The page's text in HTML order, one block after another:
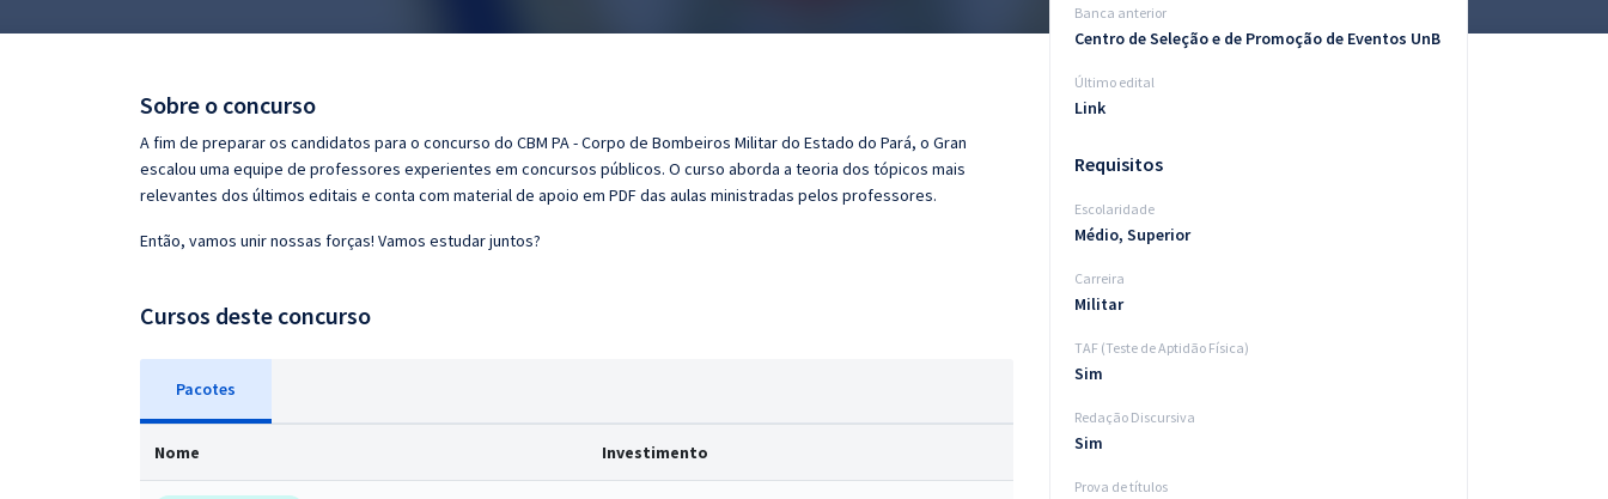
Questões grátis
Sobre o concurso
A fim de preparar os candidatos para o concurso do CBM PA - Corpo de Bombeiros Militar do Estado do Pará, o Gran
escalou uma equipe de professores experientes em concursos públicos. O curso aborda a teoria dos tópicos mais
relevantes dos últimos editais e conta com material de apoio em PDF das aulas ministradas pelos professores.
Então, vamos unir nossas forças! Vamos estudar juntos?
Cursos deste concurso
Pacotes
Nome Investimento
Banca anterior
Centro de Seleção e de Promoção de Eventos UnB
Último edital
Link
Requisitos
Escolaridade
Médio, Superior
Carreira
Militar
TAF (Teste de Aptidão Física)
Sim
Redação Discursiva
Sim
Prova de títulos